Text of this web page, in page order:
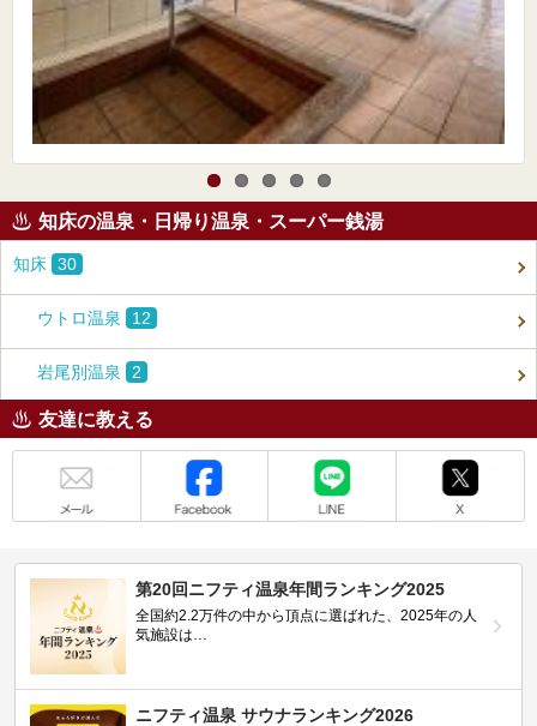
知床の温泉・日帰り温泉・スーパー銭湯
知床 30
ウトロ温泉 12
岩尾別温泉 2
友達に教える
第20回ニフティ温泉年間ランキング2025
全国約2.2万件の中から頂点に選ばれた、2025年の人
気施設は…
ニフティ温泉 サウナランキング2026